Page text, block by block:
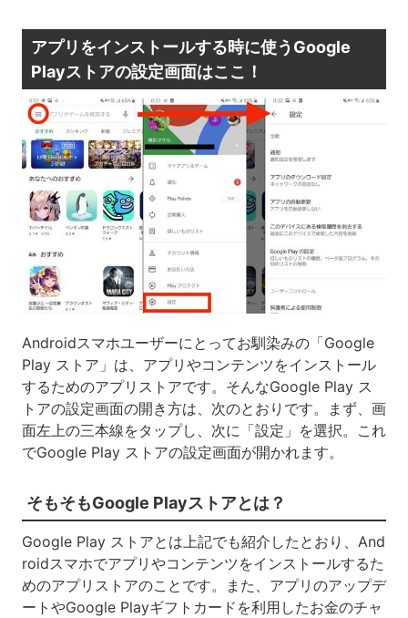
アプリをインストールする時に使うGoogle
Playストアの設定画面はここ！
Androidスマホユーザーにとってお馴染みの「Google
Play ストア」は、アプリやコンテンツをインストール
するためのアプリストアです。そんなGoogle Play ス
トアの設定画面の開き方は、次のとおりです。まず、画
面左上の三本線をタップし、次に「設定」を選択。これ
でGoogle Play ストアの設定画面が開かれます。
そもそもGoogle Playストアとは？
Google Play ストアとは上記でも紹介したとおり、And
roidスマホでアプリやコンテンツをインストールするた
めのアプリストアのことです。また、アプリのアップデ
ートやGoogle Playギフトカードを利用したお金のチャ